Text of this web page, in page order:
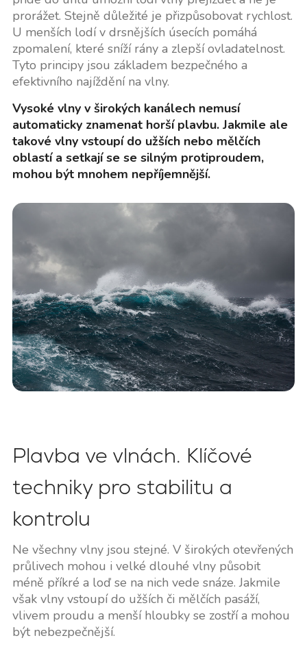
prorážet. Stejně důležité je přizpůsobovat rychlost.
U menších lodí v drsnějších úsecích pomáhá
zpomalení, které sníží rány a zlepší ovladatelnost.
Tyto principy jsou základem bezpečného a
efektivního najíždění na vlny.
Vysoké vlny v širokých kanálech nemusí
automaticky znamenat horší plavbu. Jakmile ale
takové vlny vstoupí do užších nebo mělčích
oblastí a setkají se se silným protiproudem,
mohou být mnohem nepříjemnější.
Plavba ve vlnách. Klíčové
techniky pro stabilitu a
kontrolu
Ne všechny vlny jsou stejné. V širokých otevřených
průlivech mohou i velké dlouhé vlny působit
méně příkré a loď se na nich vede snáze. Jakmile
však vlny vstoupí do užších či mělčích pasáží,
vlivem proudu a menší hloubky se zostří a mohou
být nebezpečnější.